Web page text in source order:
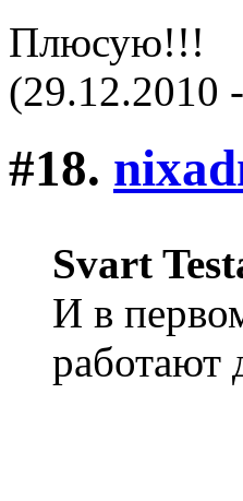
Плюсую!!!
(29.12.2010
#18.
Svart
И в
работают